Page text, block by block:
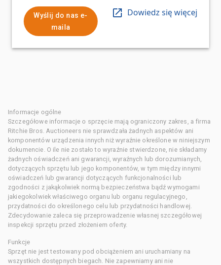
Wyślij do nas e-
maila
Dowiedz się więcej
Informacje ogólne
Szczegółowe informacje o sprzęcie mają ograniczony zakres, a firma
Ritchie Bros. Auctioneers nie sprawdzała żadnych aspektów ani
komponentów urządzenia innych niż wyraźnie określone w niniejszym
dokumencie. O ile nie zostało to wyraźnie stwierdzone, nie składamy
żadnych oświadczeń ani gwarancji, wyraźnych lub dorozumianych,
dotyczących sprzętu lub jego komponentów, w tym między innymi
oświadczeń lub gwarancji dotyczących funkcjonalności lub
zgodności z jakąkolwiek normą bezpieczeństwa bądź wymogami
jakiegokolwiek właściwego organu lub organu regulacyjnego,
przydatności do określonego celu lub przydatności handlowej.
Zdecydowanie zaleca się przeprowadzenie własnej szczegółowej
inspekcji sprzętu przed złożeniem oferty.
Funkcje
Sprzęt nie jest testowany pod obciążeniem ani uruchamiany na
wszystkich dostępnych biegach. Nie zapewniamy ani nie